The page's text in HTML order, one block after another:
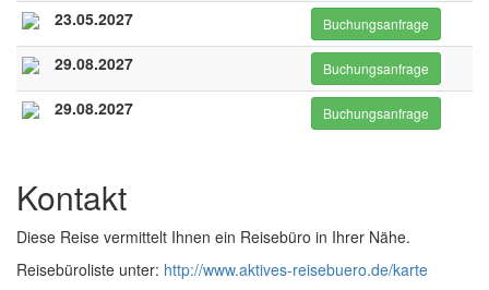
23.05.2027 Buchungsanfrage
29.08.2027 Buchungsanfrage
29.08.2027 Buchungsanfrage
Kontakt
Diese Reise vermittelt Ihnen ein Reisebüro in Ihrer Nähe.
Reisebüroliste unter: http://www.aktives-reisebuero.de/karte